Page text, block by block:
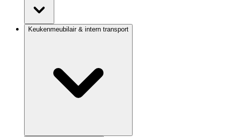
Keukenmeubilair & intern transport